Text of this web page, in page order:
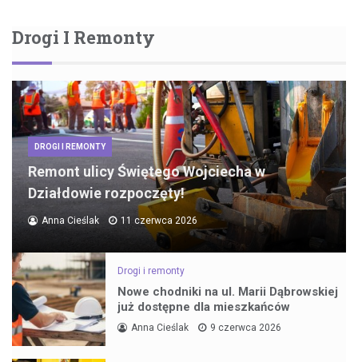
Drogi I Remonty
DROGI I REMONTY
Remont ulicy Świętego Wojciecha w
Działdowie rozpoczęty!
Anna Cieślak 11 czerwca 2026
Drogi i remonty
Nowe chodniki na ul. Marii Dąbrowskiej
już dostępne dla mieszkańców
Anna Cieślak 9 czerwca 2026